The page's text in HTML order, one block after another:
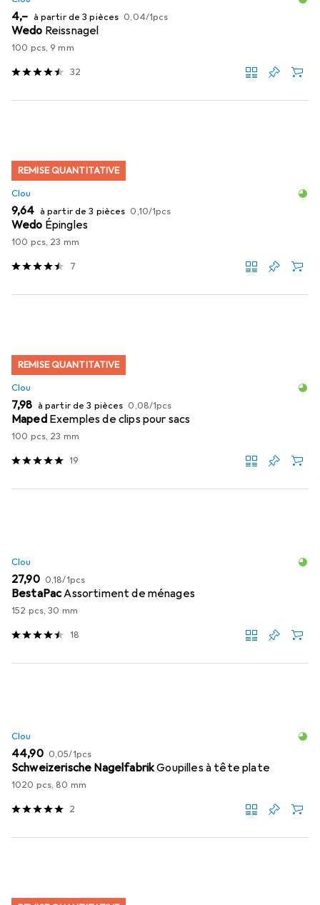
EUR
4,– à partir de 3 pièces EUR
0,04/1pcs
Wedo Reissnagel
100 pcs, 9 mm
32
REMISE QUANTITATIVE
Clou
EUR
9,64 à partir de 3 pièces EUR
0,10/1pcs
Wedo Épingles
100 pcs, 23 mm
7
REMISE QUANTITATIVE
Clou
EUR
7,98 à partir de 3 pièces EUR
0,08/1pcs
Maped Exemples de clips pour sacs
100 pcs, 23 mm
19
Clou
EUR
27,90 EUR
0,18/1pcs
BestaPacAssortiment de ménages
152 pcs, 30 mm
18
Clou
EUR
44,90 EUR
0,05/1pcs
Schweizerische NagelfabrikGoupilles à tête plate
1020 pcs, 80 mm
2